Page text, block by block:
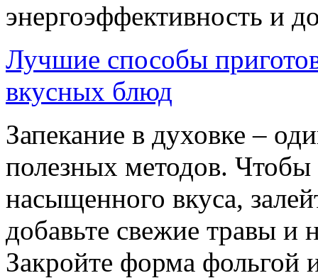
энергоэффективность и
Лучшие способы
вкусных блюд
Запекание в духовке –
полезных методов. Чтобы
насыщенного вкуса,
добавьте свежие травы и
Закройте форма фольгой